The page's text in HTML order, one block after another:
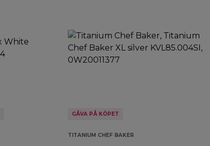
GÅVA PÅ KÖPET
TITANIUM CHEF BAKER